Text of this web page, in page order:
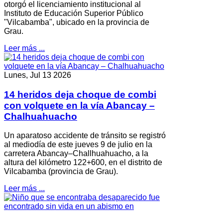
otorgó el licenciamiento institucional al
Instituto de Educación Superior Público
"Vilcabamba", ubicado en la provincia de
Grau.
Leer más ...
Lunes, Jul 13 2026
14 heridos deja choque de combi
con volquete en la vía Abancay –
Chalhuahuacho
Un aparatoso accidente de tránsito se registró
al mediodía de este jueves 9 de julio en la
carretera Abancay–Challhuahuacho, a la
altura del kilómetro 122+600, en el distrito de
Vilcabamba (provincia de Grau).
Leer más ...